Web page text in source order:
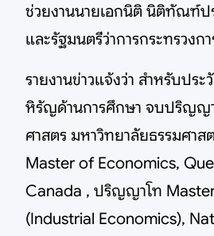
ช่วยงานนายเอกนิติ นิติทัณฑ์ป
และรัฐมนตรีว่าการกระทรวงก
รายงานข่าวแจ้งว่า สำหรับปร
หิรัญด้านการศึกษา จบปริญญ
ศาสตร มหาวิทยาลัยธรรมศา
Master of Economics,
Canada , ปริญญาโท
(Industrial Economics),